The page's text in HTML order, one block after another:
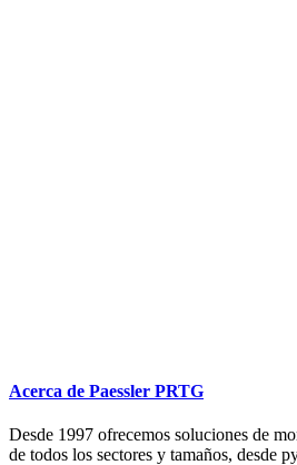
Acerca de Paessler PRTG
Desde 1997 ofrecemos soluciones de
de todos los sectores y tamaños, desde